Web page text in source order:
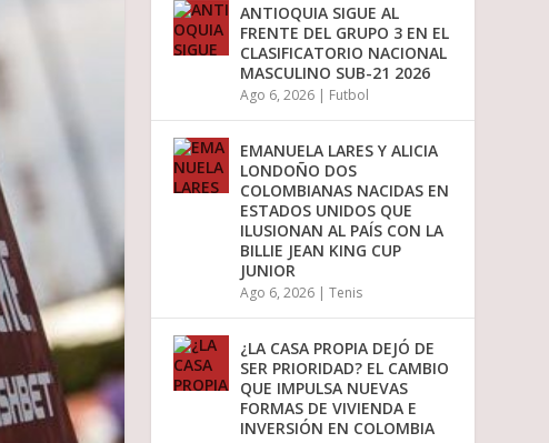
ANTIOQUIA SIGUE AL
FRENTE DEL GRUPO 3 EN EL
CLASIFICATORIO NACIONAL
MASCULINO SUB-21 2026
Ago 6, 2026 | Futbol
EMANUELA LARES Y ALICIA
LONDOÑO DOS
COLOMBIANAS NACIDAS EN
ESTADOS UNIDOS QUE
ILUSIONAN AL PAÍS CON LA
BILLIE JEAN KING CUP
JUNIOR
Ago 6, 2026 |Tenis
¿LA CASA PROPIA DEJÓ DE
SER PRIORIDAD? EL CAMBIO
QUE IMPULSA NUEVAS
FORMAS DE VIVIENDA E
INVERSIÓN EN COLOMBIA